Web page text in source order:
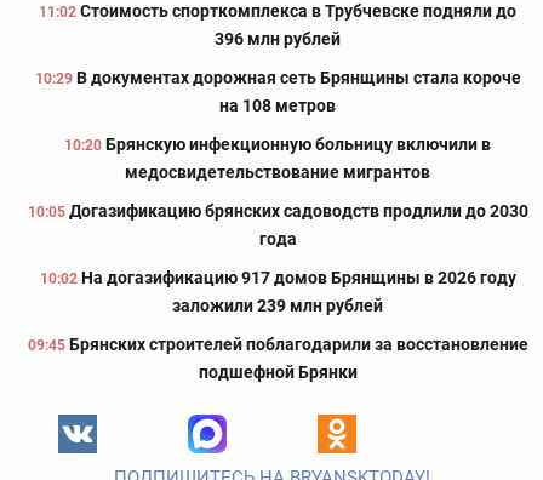
11:02 Стоимость спорткомплекса в Трубчевске подняли до
396 млн рублей
10:29 В документах дорожная сеть Брянщины стала короче
на 108 метров
10:20 Брянскую инфекционную больницу включили в
медосвидетельствование мигрантов
10:05 Догазификацию брянских садоводств продлили до 2030
года
10:02 На догазификацию 917 домов Брянщины в 2026 году
заложили 239 млн рублей
09:45 Брянских строителей поблагодарили за восстановление
подшефной Брянки